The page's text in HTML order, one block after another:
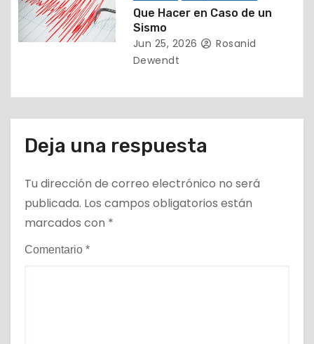
s
Que Hacer en Caso de un
Sismo
Jun 25, 2026
Rosanid
Dewendt
Deja una respuesta
Tu dirección de correo electrónico no será
publicada. Los campos obligatorios están
marcados con *
Comentario *